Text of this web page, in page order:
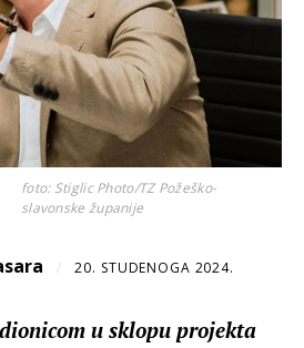
foto: Stiglic Photo/TZ Požeško-
slavonske županije
/ 20. STUDENOGA 2024.
u sklopu projekta